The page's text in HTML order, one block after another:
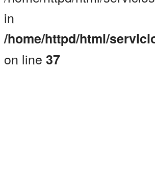
in
/home/httpd/html/
on line 37